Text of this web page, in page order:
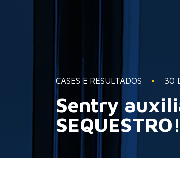
CASES E RESULTADOS 30
Sentry
SEQUESTRO!